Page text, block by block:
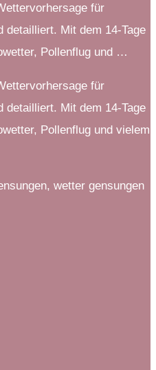
für
detailliert. Mit dem 14-Tage
Pollenflug und …
für
detailliert. Mit dem 14-Tage
Pollenflug und vielem
wetter gensungen